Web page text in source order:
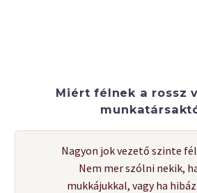
Miért félnek a rossz
Nagyon jok vezető szinte
Nem mer szólni nekik,
mukkájukkal, vagy ha